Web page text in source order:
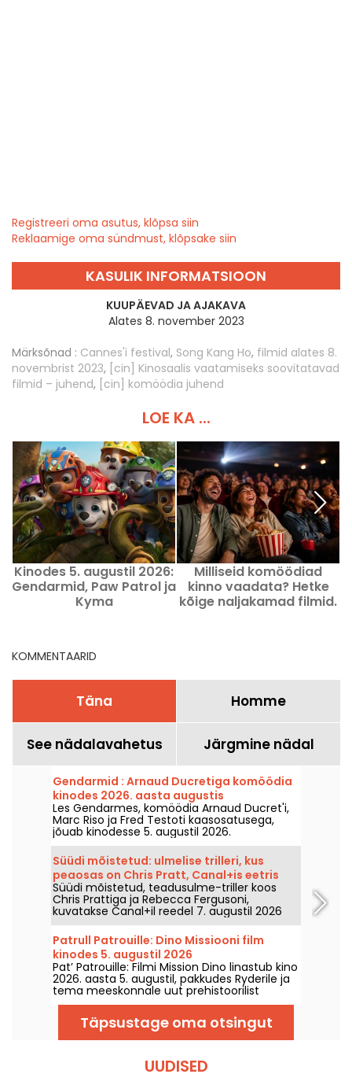
Registreeri oma asutus, klõpsa siin
Reklaamige oma sündmust, klõpsake siin
KASULIK INFORMATSIOON
KUUPÄEVAD JA AJAKAVA
Alates 8. november 2023
Märksõnad : Cannes'i festival, Song Kang Ho, filmid alates 8.
novembrist 2023, [cin] Kinosaalis vaatamiseks soovitatavad
filmid – juhend, [cin] komöödia juhend
LOE KA ...
Kinodes 5. augustil 2026:
Gendarmid, Paw Patrol ja
Kyma
Milliseid komöödiad
kinno vaadata? Hetke
kõige naljakamad filmid.
KOMMENTAARID
Täna Homme
See nädalavahetus Järgmine nädal
Gendarmid : Arnaud Ducretiga komöödia
kinodes 2026. aasta augustis
Les Gendarmes, komöödia Arnaud Ducret'i,
Marc Riso ja Fred Testoti kaasosatusega,
jõuab kinodesse 5. augustil 2026.
Süüdi mõistetud: ulmelise trilleri, kus
peaosas on Chris Pratt, Canal+is eetris
Süüdi mõistetud, teadusulme-triller koos
Chris Prattiga ja Rebecca Fergusoni,
kuvatakse Canal+il reedel 7. augustil 2026
kell 21:06.
Patrull Patrouille: Dino Missiooni film
kinodes 5. augustil 2026
Pat’ Patrouille: Filmi Mission Dino linastub kino
2026. aasta 5. augustil, pakkudes Ryderile ja
tema meeskonnale uut prehistoorilist
seiklust.
Täpsustage oma otsingut
UUDISED